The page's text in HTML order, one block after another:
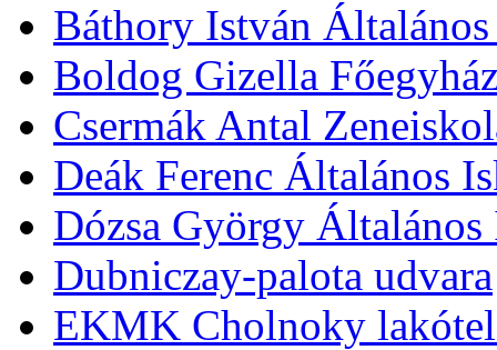
Báthory István
Boldog Gizella
Csermák Antal
Deák Ferenc Általános
Dózsa György Általános
Dubniczay-palota udvara
EKMK Cholnoky